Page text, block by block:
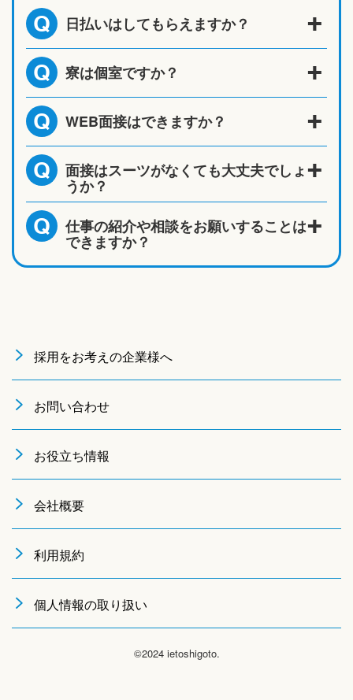
Q 日払いはしてもらえますか？
Q 寮は個室ですか？
Q WEB面接はできますか？
Q 面接はスーツがなくても大丈夫でしょ
うか？
Q 仕事の紹介や相談をお願いすることは
できますか？
採用をお考えの企業様へ
お問い合わせ
お役立ち情報
会社概要
利用規約
個人情報の取り扱い
©2024 ietoshigoto.